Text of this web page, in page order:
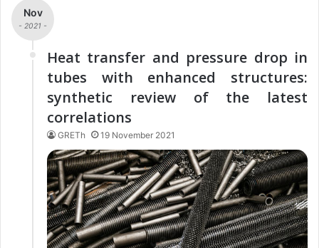
Nov
- 2021 -
Heat transfer and pressure drop in
tubes with enhanced structures:
synthetic review of the latest
correlations
GRETh 19 November 2021